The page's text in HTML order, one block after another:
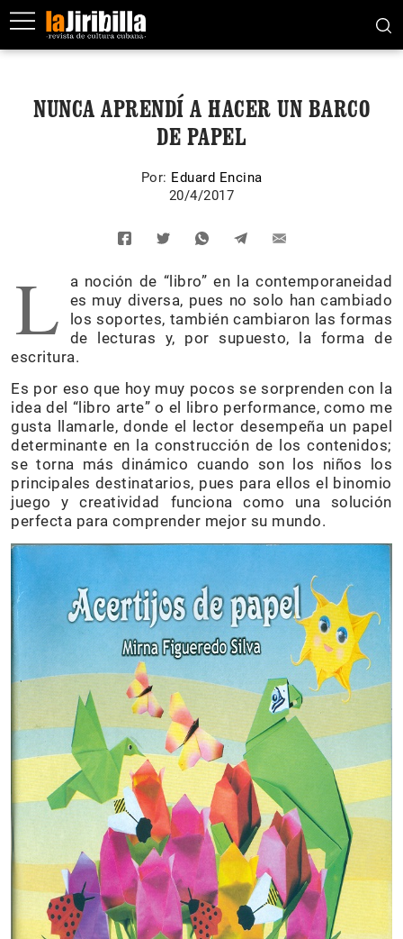
NUNCA APRENDÍ A HACER UN BARCO
DE PAPEL
Por: Eduard Encina
20/4/2017
L
a noción de “libro” en la contemporaneidad
es muy diversa, pues no solo han cambiado
los soportes, también cambiaron las formas
de lecturas y, por supuesto, la forma de
escritura.
Es por eso que hoy muy pocos se sorprenden con la
idea del “libro arte” o el libro performance, como me
gusta llamarle, donde el lector desempeña un papel
determinante en la construcción de los contenidos;
se torna más dinámico cuando son los niños los
principales destinatarios, pues para ellos el binomio
juego y creatividad funciona como una solución
perfecta para comprender mejor su mundo.